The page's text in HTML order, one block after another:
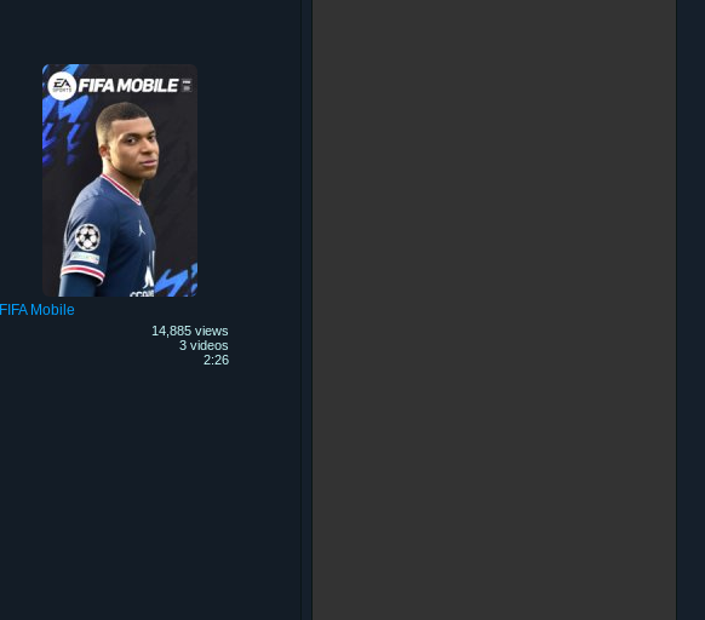
FIFA Mobile
14,885 views
3 videos
2:26